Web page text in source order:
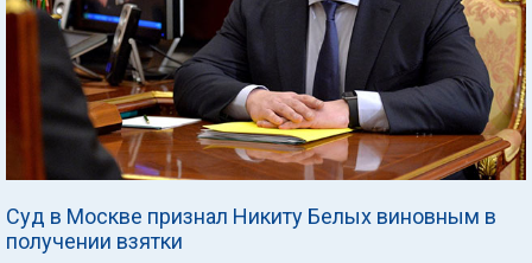
Суд в Москве признал Никиту Белых виновным в
получении взятки